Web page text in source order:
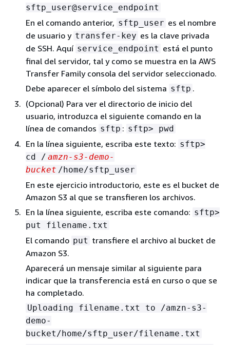
sftp_user@service_endpoint
En el comando anterior, sftp_user es el nombre
de usuario y transfer-key es la clave privada
de SSH. Aquí service_endpoint está el punto
final del servidor, tal y como se muestra en la AWS
Transfer Family consola del servidor seleccionado.
Debe aparecer el símbolo del sistema sftp .
(Opcional) Para ver el directorio de inicio del
usuario, introduzca el siguiente comando en la
línea de comandos sftp : sftp> pwd
En la línea siguiente, escriba este texto: sftp>
cd / amzn-s3-demo-
bucket /home/sftp_user
En este ejercicio introductorio, este es el bucket de
Amazon S3 al que se transfieren los archivos.
En la línea siguiente, escriba este comando: sftp>
put filename.txt
El comando put transfiere el archivo al bucket de
Amazon S3.
Aparecerá un mensaje similar al siguiente para
indicar que la transferencia está en curso o que se
ha completado.
Uploading filename.txt to /amzn-s3-
demo-
bucket/home/sftp_user/filename.txt